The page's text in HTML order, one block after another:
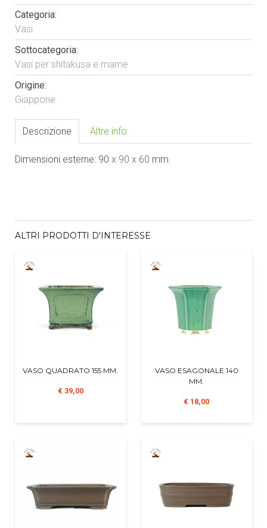
Categoria:
Vasi
Sottocategoria:
Vasi per shitakusa e mame
Origine:
Giappone
Descrizione Altre info
Dimensioni esterne: 90 x 90 x 60 mm.
ALTRI PRODOTTI D'INTERESSE
VASO QUADRATO 155 MM.
€ 39,00
VASO ESAGONALE 140
MM.
€ 18,00